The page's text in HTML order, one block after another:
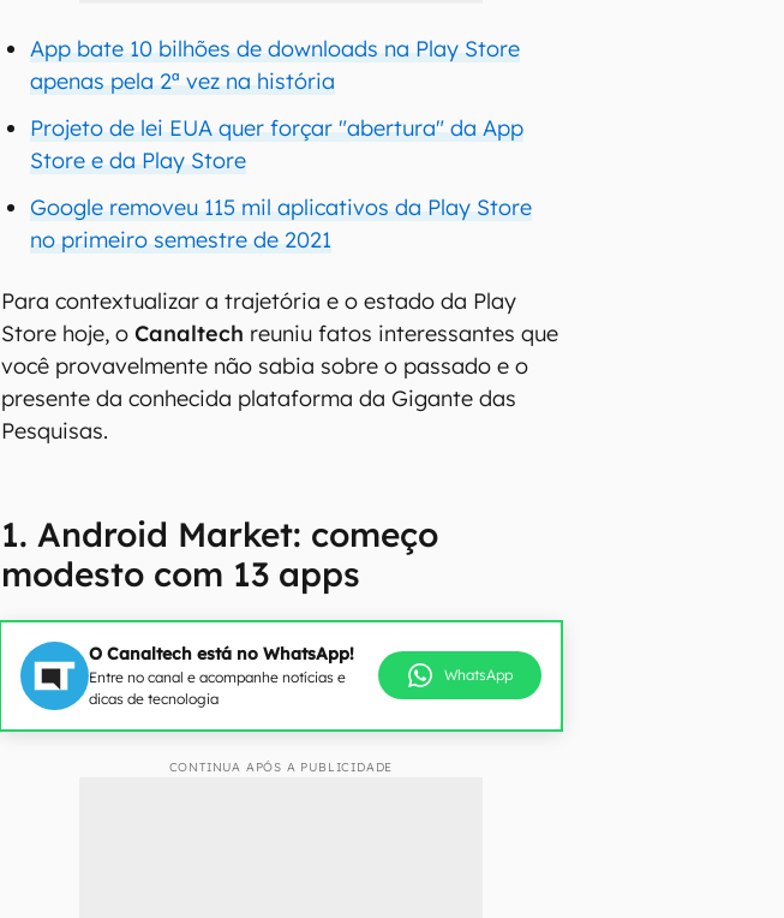
App bate 10 bilhões de downloads na Play Store
apenas pela 2ª vez na história
Projeto de lei EUA quer forçar "abertura" da App
Store e da Play Store
Google removeu 115 mil aplicativos da Play Store
no primeiro semestre de 2021
Para contextualizar a trajetória e o estado da Play
Store hoje, oCanaltech reuniu fatos interessantes que
você provavelmente não sabia sobre o passado e o
presente da conhecida plataforma da Gigante das
Pesquisas.
1. Android Market: começo
modesto com 13 apps
O Canaltech está no WhatsApp!
Entre no canal e acompanhe notícias e
dicas de tecnologia
WhatsApp
CONTINUA APÓS A PUBLICIDADE